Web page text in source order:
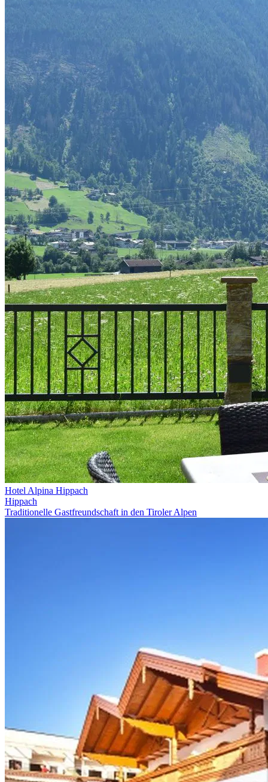
Hotel Alpina Hippach
Hippach
Traditionelle Gastfreundschaft in den Tiroler Alpen